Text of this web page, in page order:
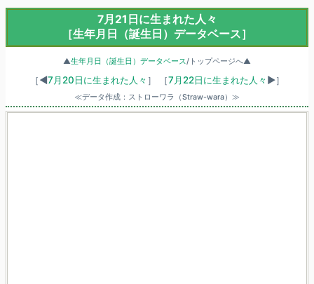
7月21日に生まれた人々
［生年月日（誕生日）データベース］
▲生年月日（誕生日）データベース/トップページへ▲
［◀7月20日に生まれた人々 ］ ［7月22日に生まれた人々 ▶］
≪データ作成：ストローワラ（Straw-wara）≫